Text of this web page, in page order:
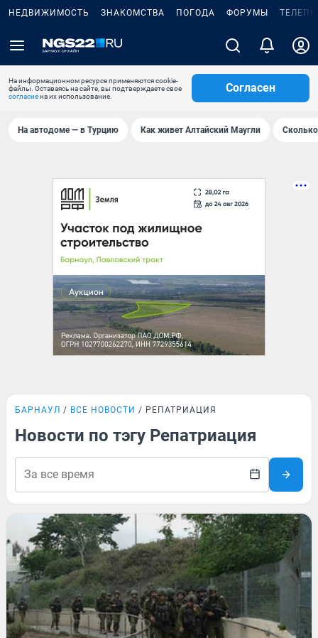
НЕДВИЖИМОСТЬ ЗНАКОМСТВА ПОГОДА ФОРУМЫ
На информационном ресурсе применяются cookie-
файлы. Оставаясь на сайте, вы подтверждаете свое
согласиена их использование.
Согласен
На автодоме — в Турцию Как живет Алтайский Маугли
БАРНАУЛ ВСЕ НОВОСТИ РЕПАТРИАЦИЯ
Новости по тэгу Репатриация